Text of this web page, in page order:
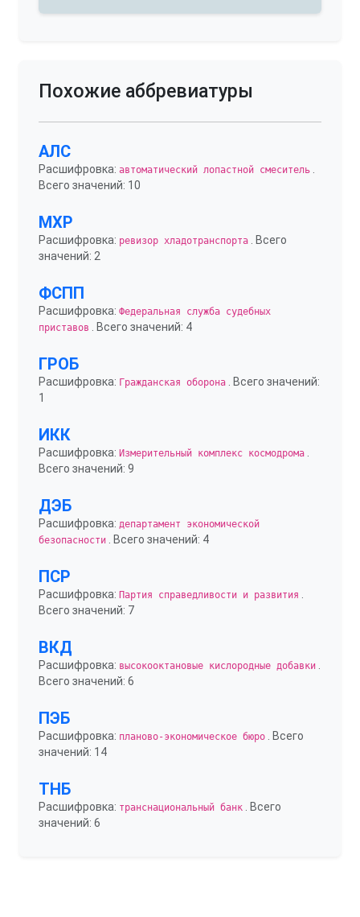
Похожие аббревиатуры
АЛС
Расшифровка: автоматический лопастной смеситель
Всего значений: 10
МХР
Расшифровка: ревизор хладотранспорта . Всего
значений: 2
ФСПП
Расшифровка: Федеральная служба судебных
приставов
. Всего значений: 4
ГРОБ
Расшифровка: Гражданская оборона . Всего значений:
1
ИКК
Расшифровка: Измерительный комплекс космодрома
Всего значений: 9
ДЭБ
Расшифровка: департамент экономической
безопасности . Всего значений: 4
ПСР
Расшифровка: Партия справедливости и развития
Всего значений: 7
ВКД
Расшифровка: высокооктановые кислородные добавки
Всего значений: 6
ПЭБ
Расшифровка: планово-экономическое бюро . Всего
значений: 14
ТНБ
Расшифровка: транснациональный банк . Всего
значений: 6